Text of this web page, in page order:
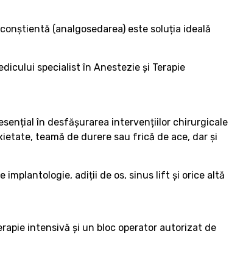
(analgosedarea) este soluția ideală
specialist în Anestezie și Terapie
în desfășurarea intervențiilor chirurgicale
teamă de durere sau frică de ace, dar și
implantologie, adiții de os, sinus lift și orice altă
intensivă și un bloc operator autorizat de